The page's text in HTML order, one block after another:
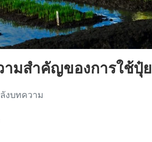
ามสำคัญของการใช้ปุ๋ย
งบทความ